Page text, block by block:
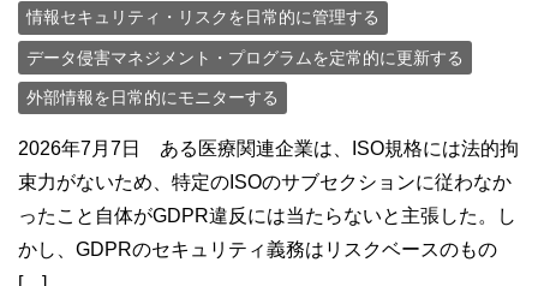
情報セキュリティ・リスクを日常的に管理する
データ侵害マネジメント・プログラムを定常的に更新する
外部情報を日常的にモニターする
2026年7月7日 ある医療関連企業は、ISO規格には法的拘
束力がないため、特定のISOのサブセクションに従わなか
ったこと自体がGDPR違反には当たらないと主張した。し
かし、GDPRのセキュリティ義務はリスクベースのもの